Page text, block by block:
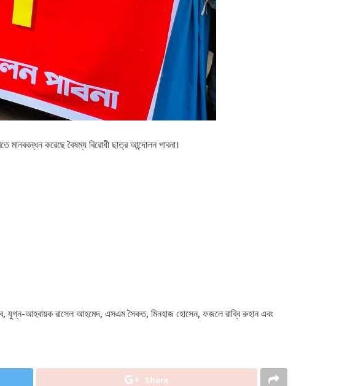
মানববন্ধন করেছে বৈষম্য বিরোধী ছাত্র আন্দোলন পাবনা।
যুগ্ন-আহবায়ক রাসেল আহমেদ, এসএম সৈকত, মিনহাজ হোসেন, ফজলে রাব্বি রুহান এবং
Share